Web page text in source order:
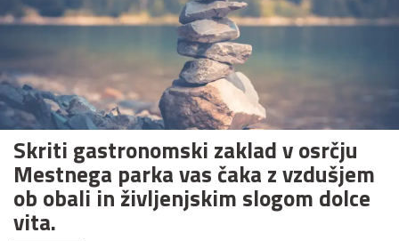
Skriti gastronomski zaklad v osrčju
Mestnega parka vas čaka z vzdušjem
ob obali in življenjskim slogom dolce
vita.